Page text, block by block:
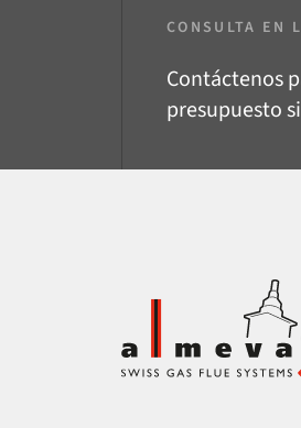
CONSULTA EN
Contáctenos
presupuesto